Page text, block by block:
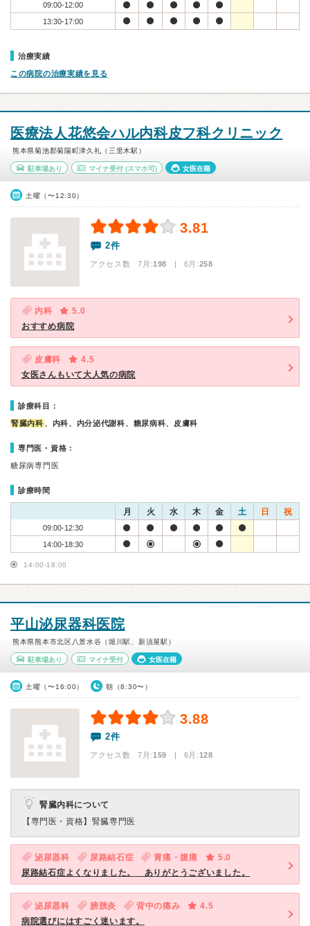
09:00-12:00
13:30-17:00
治療実績
この病院の治療実績を見る
医療法人花悠会ハル内科皮フ科クリニック
熊本県菊池郡菊陽町津久礼（三里木駅）
駐車場あり マイナ受付(スマホ可) 女医在籍
土曜（〜12:30）
3.81
2件
アクセス数 7月:198 | 6月:258
内科
5.0
おすすめ病院
皮膚科
4.5
女医さんもいて大人気の病院
診療科目：
腎臓内科 、内科、内分泌代謝科、糖尿病科、皮膚科
専門医・資格：
糖尿病専門医
診療時間
月 火 水 木 金 土 日 祝
09:00-12:30
14:00-18:30
14:00-18:00
平山泌尿器科医院
熊本県熊本市北区八景水谷（堀川駅、新須屋駅）
駐車場あり マイナ受付 女医在籍
土曜（〜16:00） 朝（8:30〜）
3.88
2件
アクセス数 7月:159 | 6月:128
腎臓内科について
【専門医・資格】 腎臓専門医
泌尿器科 尿路結石症 胃痛・腹痛
5.0
尿路結石症よくなりました。 ありがとうございました。
泌尿器科 膀胱炎 背中の痛み
4.5
病院選びにはすごく迷います。